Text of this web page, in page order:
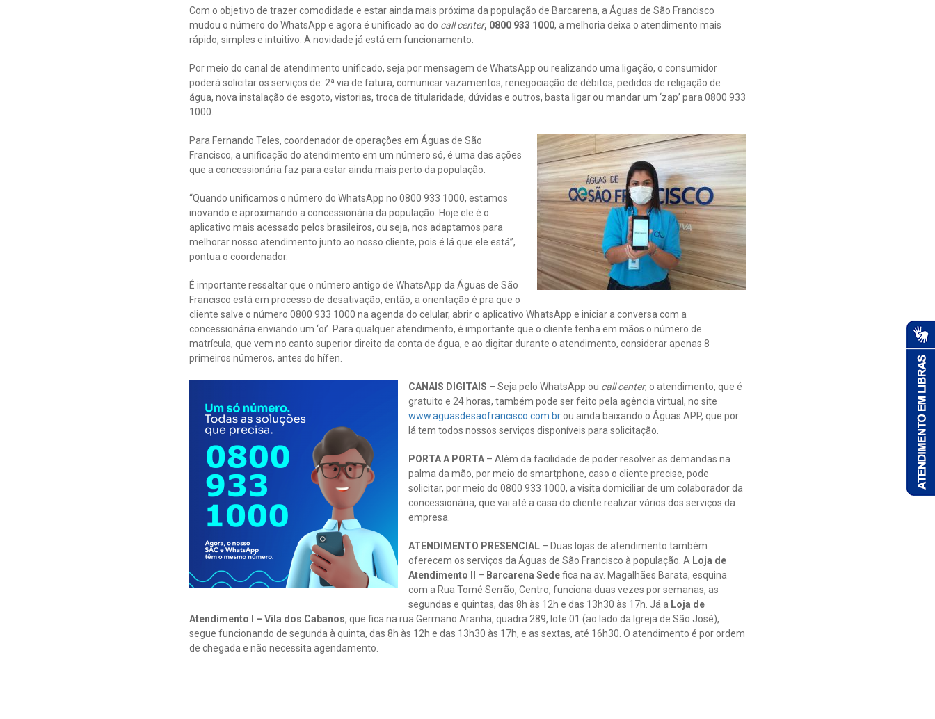
Com o objetivo de trazer comodidade e estar ainda mais próxima da população de Barcarena, a Águas de São Francisco
mudou o número do WhatsApp e agora é unificado ao do call center, 0800 933 1000, a melhoria deixa o atendimento mais
rápido, simples e intuitivo. A novidade já está em funcionamento.
Por meio do canal de atendimento unificado, seja por mensagem de WhatsApp ou realizando uma ligação, o consumidor
poderá solicitar os serviços de: 2ª via de fatura, comunicar vazamentos, renegociação de débitos, pedidos de religação de
água, nova instalação de esgoto, vistorias, troca de titularidade, dúvidas e outros, basta ligar ou mandar um ‘zap’ para 0800 933
1000.
Para Fernando Teles, coordenador de operações em Águas de São
Francisco, a unificação do atendimento em um número só, é uma das ações
que a concessionária faz para estar ainda mais perto da população.
“Quando unificamos o número do WhatsApp no 0800 933 1000, estamos
inovando e aproximando a concessionária da população. Hoje ele é o
aplicativo mais acessado pelos brasileiros, ou seja, nos adaptamos para
melhorar nosso atendimento junto ao nosso cliente, pois é lá que ele está”,
pontua o coordenador.
É importante ressaltar que o número antigo de WhatsApp da Águas de São
Francisco está em processo de desativação, então, a orientação é pra que o
cliente salve o número 0800 933 1000 na agenda do celular, abrir o aplicativo WhatsApp e iniciar a conversa com a
concessionária enviando um ‘oi’. Para qualquer atendimento, é importante que o cliente tenha em mãos o número de
matrícula, que vem no canto superior direito da conta de água, e ao digitar durante o atendimento, considerar apenas 8
primeiros números, antes do hífen.
CANAIS DIGITAIS – Seja pelo WhatsApp ou call center, o atendimento, que é
gratuito e 24 horas, também pode ser feito pela agência virtual, no site
www.aguasdesaofrancisco.com.brou ainda baixando o Águas APP, que por
lá tem todos nossos serviços disponíveis para solicitação.
PORTA A PORTA – Além da facilidade de poder resolver as demandas na
palma da mão, por meio do smartphone, caso o cliente precise, pode
solicitar, por meio do 0800 933 1000, a visita domiciliar de um colaborador da
concessionária, que vai até a casa do cliente realizar vários dos serviços da
empresa.
ATENDIMENTO PRESENCIAL – Duas lojas de atendimento também
oferecem os serviços da Águas de São Francisco à população. A Loja de
Atendimento II
– Barcarena Sedefica na av. Magalhães Barata, esquina
com a Rua Tomé Serrão, Centro, funciona duas vezes por semanas, as
segundas e quintas, das 8h às 12h e das 13h30 às 17h. Já a Loja de
Atendimento I – Vila dos Cabanos, que fica na rua Germano Aranha, quadra 289, lote 01 (ao lado da Igreja de São José),
segue funcionando de segunda à quinta, das 8h às 12h e das 13h30 às 17h, e as sextas, até 16h30. O atendimento é por ordem
de chegada e não necessita agendamento.